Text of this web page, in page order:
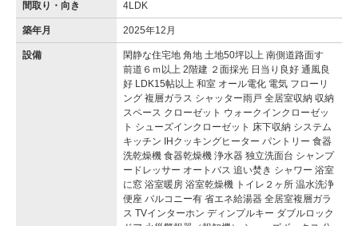
間取り・向き 4LDK
築年月 2025年12月
設備
閑静な住宅地 角地 土地50坪以上 南側道路面す
前道６ｍ以上 2階建 ２面採光 日当り良好 通風良
好 LDK15帖以上 和室 オール電化 電気 フローリ
ング 複層ガラス シャッター雨戸 全居室収納 収納
スペース クローゼット ウォークインクローゼッ
ト シューズインクローゼット 床下収納 システム
キッチン IHクッキングヒーター パントリー 食器
洗乾燥機 食器乾燥機 浄水器 独立洗面台 シャンプ
ードレッサー オートバス 追い焚き シャワー 浴室
に窓 浴室暖房 浴室乾燥機 トイレ２ヶ所 温水洗浄
便座 バルコニー有 省エネ給湯器 全居室複層ガラ
ス TVインターホン ディンプルキー ダブルロック